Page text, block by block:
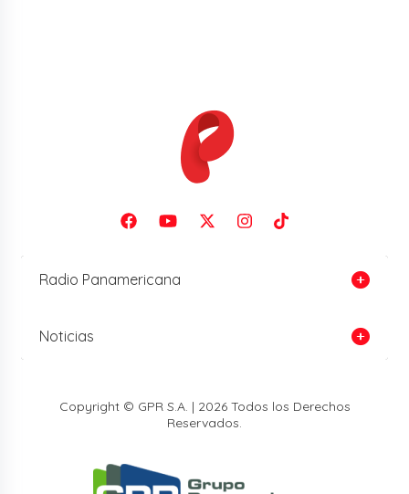
Radio Panamericana
Noticias
Copyright © GPR S.A. | 2026 Todos los Derechos
Reservados.